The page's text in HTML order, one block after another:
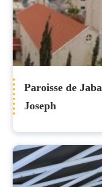
Paroisse de
Joseph